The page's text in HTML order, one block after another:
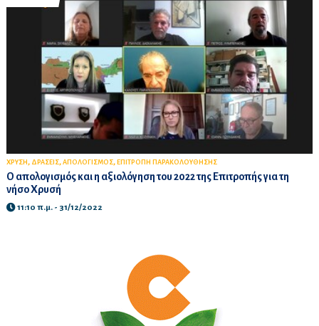
ΧΡΥΣΗ , ΔΡΑΣΕΙΣ, ΑΠΟΛΟΓΙΣΜΟΣ, ΕΠΙΤΡΟΠΗ ΠΑΡΑΚΟΛΟΥΘΗΣΗΣ
O απολογισμός και η αξιολόγηση του 2022 της Επιτροπής για τη
νήσο Χρυσή
11:10 π.μ. - 31/12/2022